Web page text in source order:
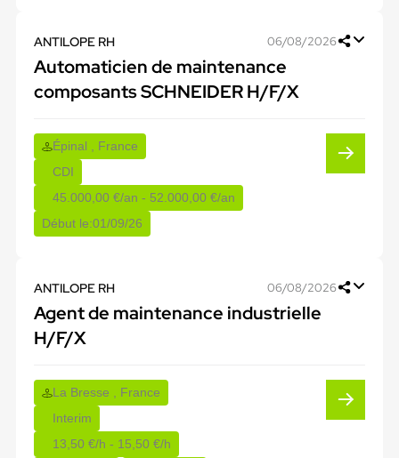
ANTILOPE RH 06/08/2026
Automaticien de maintenance
composants SCHNEIDER H/F/X
Épinal , France
CDI
45.000,00 €/an - 52.000,00 €/an
Début le:01/09/26
ANTILOPE RH 06/08/2026
Agent de maintenance industrielle
H/F/X
La Bresse , France
Interim
13,50 €/h - 15,50 €/h